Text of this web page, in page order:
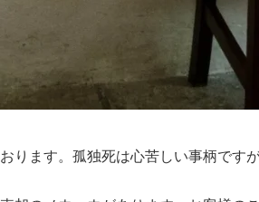
ります。孤独死は心苦しい事柄で